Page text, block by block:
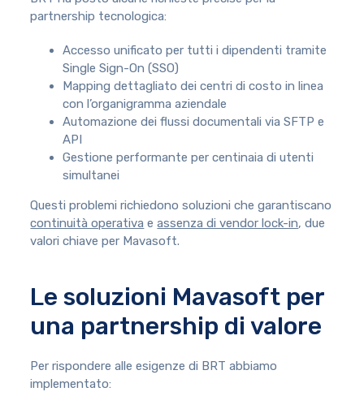
partnership tecnologica:
Accesso unificato per tutti i dipendenti tramite
Single Sign-On (SSO)
Mapping dettagliato dei centri di costo in linea
con l’organigramma aziendale
Automazione dei flussi documentali via SFTP e
API
Gestione performante per centinaia di utenti
simultanei
Questi problemi richiedono soluzioni che garantiscano
continuità operativa eassenza di vendor lock-in, due
valori chiave per Mavasoft.
Le soluzioni Mavasoft per
una partnership di valore
Per rispondere alle esigenze di BRT abbiamo
implementato: